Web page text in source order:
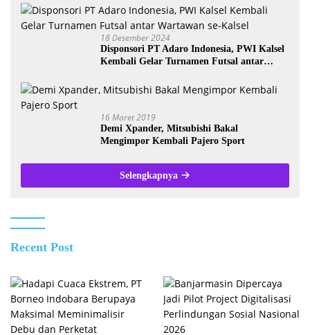
18 Desember 2024
Disponsori PT Adaro Indonesia, PWI Kalsel
Kembali Gelar Turnamen Futsal antar
16 Maret 2019
Demi Xpander, Mitsubishi Bakal
Mengimpor Kembali Pajero Sport
Selengkapnya
Recent Post